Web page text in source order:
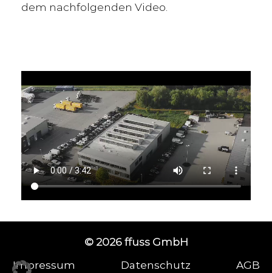
dem nachfolgenden Video.
© 2026 ffuss GmbH
Impressum Datenschutz AGB